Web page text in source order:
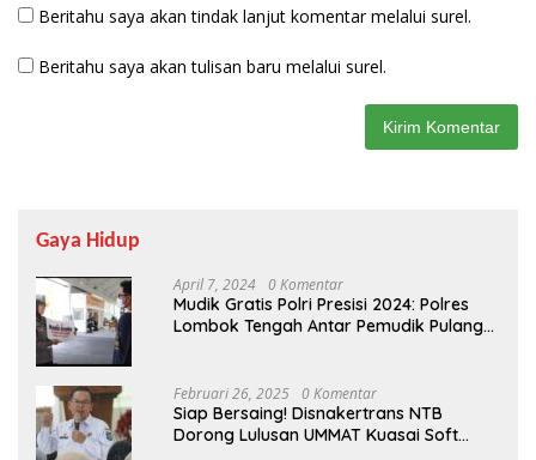
Beritahu saya akan tindak lanjut komentar melalui surel.
Beritahu saya akan tulisan baru melalui surel.
Gaya Hidup
April 7, 2024 0 Komentar
Mudik Gratis Polri Presisi 2024: Polres
Lombok Tengah Antar Pemudik Pulang
Februari 26, 2025 0 Komentar
Siap Bersaing! Disnakertrans NTB
Dorong Lulusan UMMAT Kuasai Soft